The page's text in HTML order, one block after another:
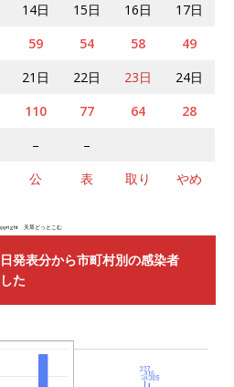
14日 15日 16日
17日
59 54 58
49
21日 22日 23日
24日
110 77 64
28
–
–
公 表 取り やめ
天草どっとこむ
発表分から市町村別の感染者
た